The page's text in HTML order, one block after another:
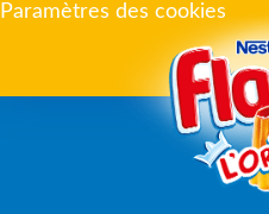
Paramètres des cookies